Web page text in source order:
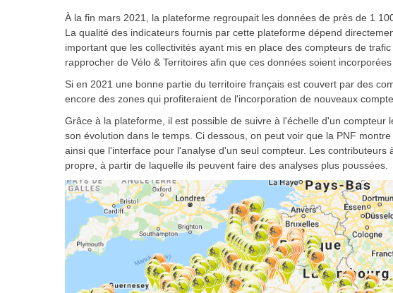
À la fin mars 2021, la plateforme regroupait les données de près de 1
La qualité des indicateurs fournis par cette plateforme dépend
important que les collectivités ayant mis en place des compteurs de
rapprocher de Vélo & Territoires afin que ces données soient incorporées
Si en 2021 une bonne partie du territoire français est couvert par des
encore des zones qui profiteraient de l'incorporation de nouveaux
Grâce à la plateforme, il est possible de suivre à l'échelle d'un compteur
son évolution dans le temps. Ci dessous, on peut voir que la PNF
ainsi que l'interface pour l'analyse d'un seul compteur. Les contributeurs
propre, à partir de laquelle ils peuvent faire des analyses plus poussées.